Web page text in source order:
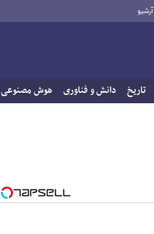
آرشیو
تاریخ دانش و فناوری هوش مصنوعی